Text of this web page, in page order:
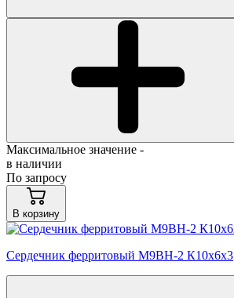
Максимальное значение -
в наличии
По запросу
В корзину
Сердечник ферритовый М9ВН-2 К10х6х3